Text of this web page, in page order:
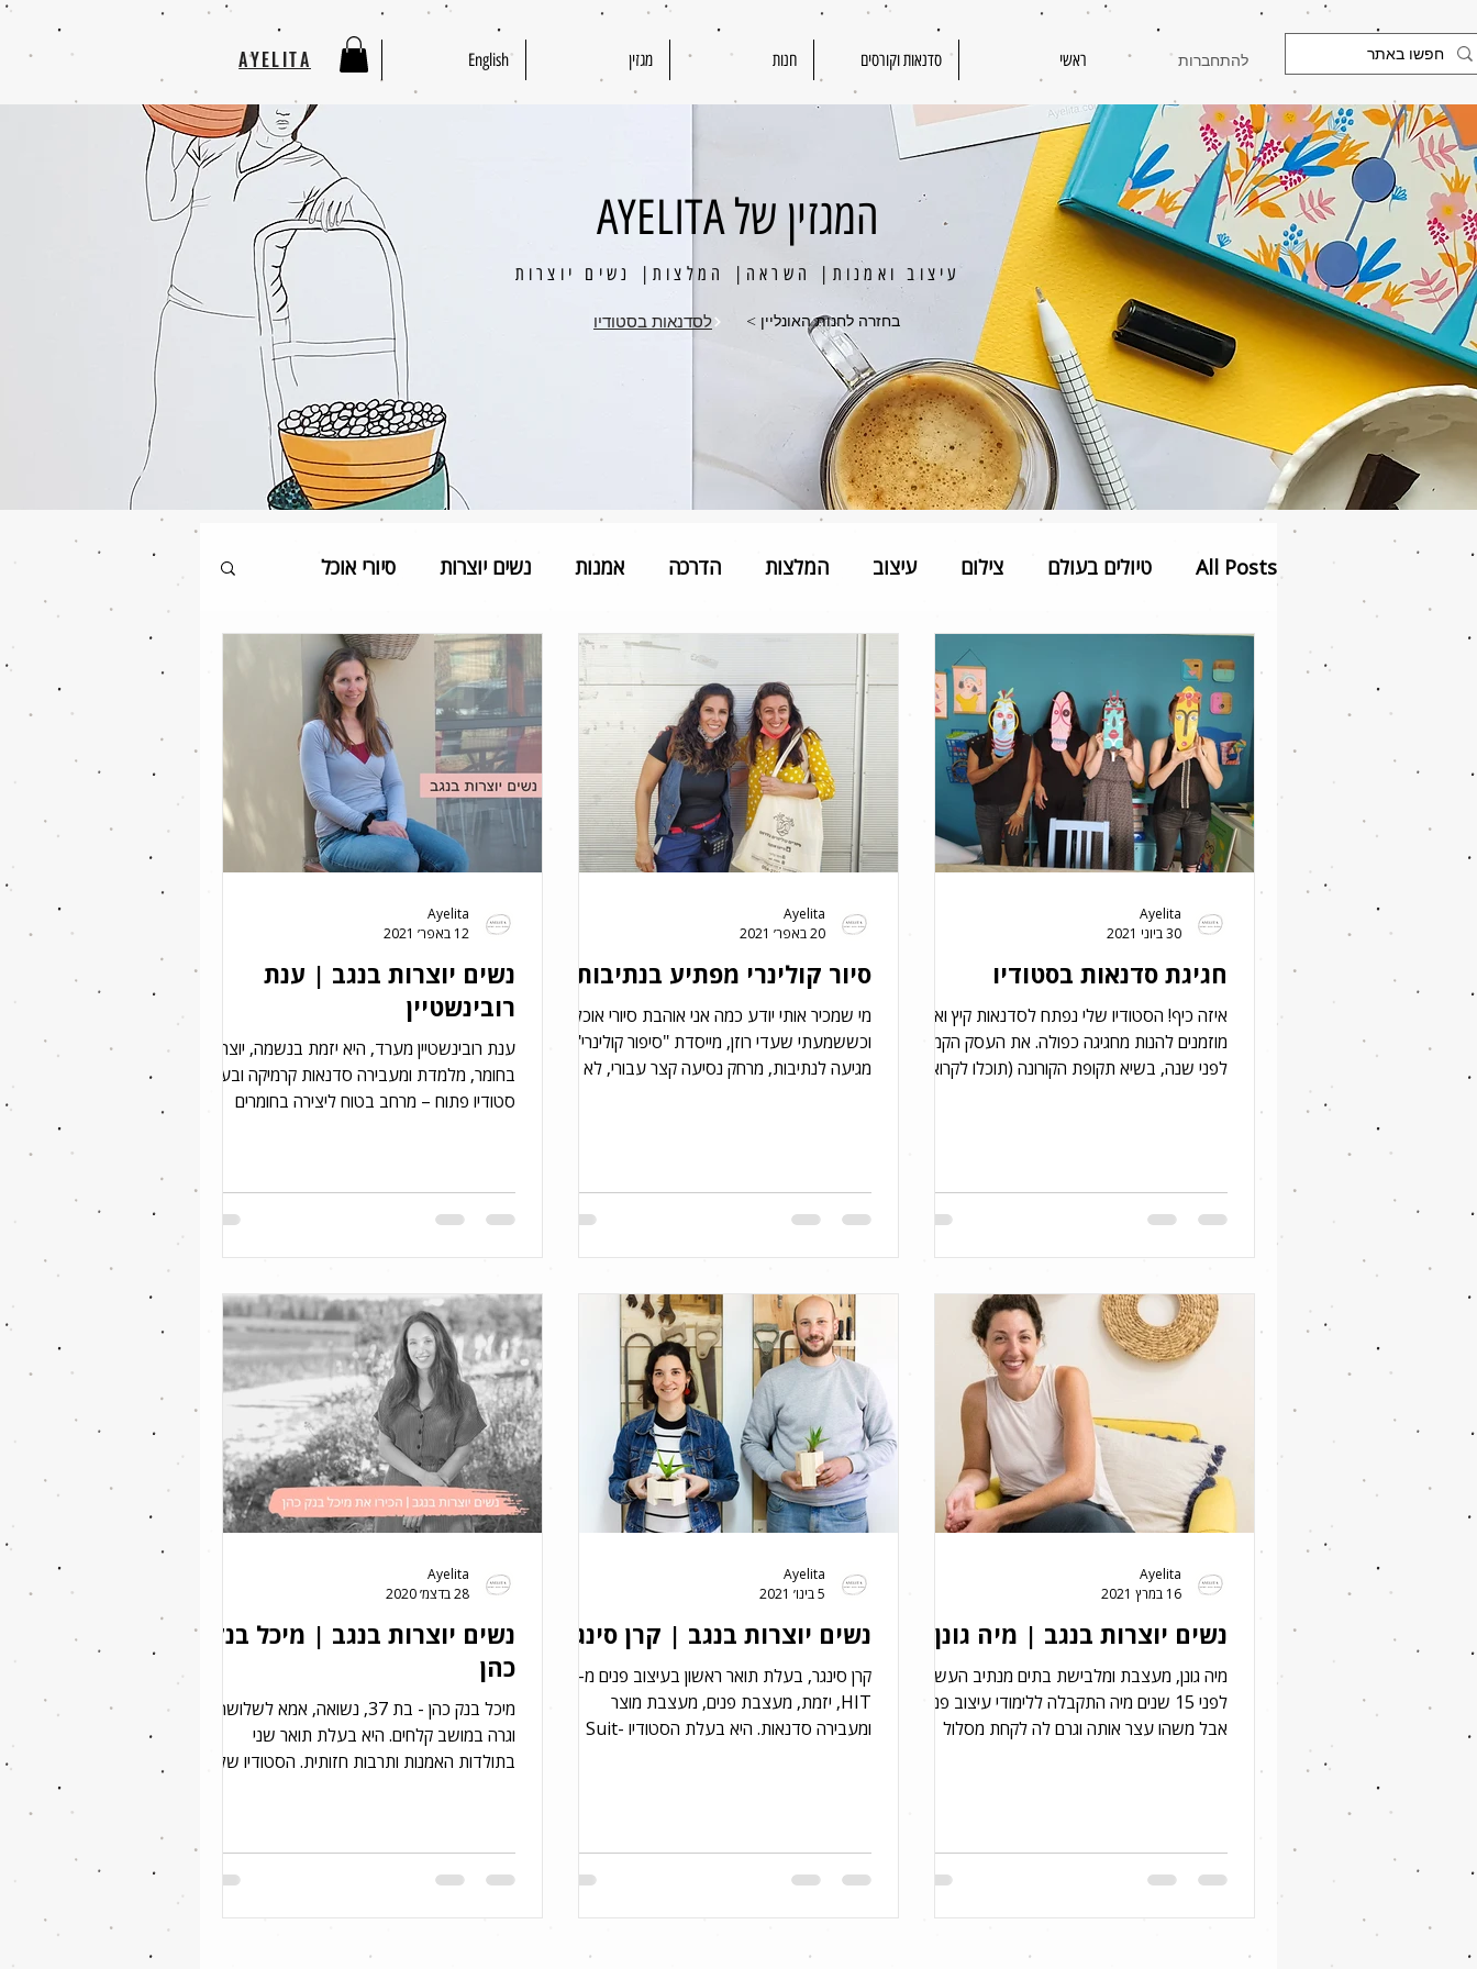
AYELITA ראשי סדנאות וקורסים חנות מגזין English להתחברות
המגזין של AYELITA
עיצוב ואמנות| השראה| המלצות| נשים יוצרות
< בחזרה לחנות האונליין לסדנאות בסטודיו
All Posts טיולים בעולם צילום עיצוב המלצות הדרכה אמנות נשים יוצרות סיורי אוכל
איור דיגיטלי
חגיגת סדנאות בסטודיו
איזה כיף! הסטודיו שלי נפתח לסדנאות קיץ ואתם
מוזמנים להנות מחגיגה כפולה. את העסק הקמתי
לפני שנה, בשיא תקופת הקורונה (תוכלו לקרוא
Ayelita
30 ביוני 2021
סיור קולינרי מפתיע בנתיבות
מי שמכיר אותי יודע כמה אני אוהבת סיורי אוכל
וכששמעתי שעדי רוזן, מייסדת "סיפור קולינרי"
מגיעה לנתיבות, מרחק נסיעה קצר עבורי, לא
Ayelita
20 באפר׳ 2021
נשים יוצרות בנגב | ענת
רובינשטיין
ענת רובינשטיין מערד, היא יזמת בנשמה, יוצרת
בחומר, מלמדת ומעבירה סדנאות קרמיקה ובעלת
סטודיו פתוח – מרחב בטוח ליצירה בחומרים
Ayelita
12 באפר׳ 2021
נשים יוצרות בנגב | מיה גונן
מיה גונן, מעצבת ומלבישת בתים מנתיב העשרה,
לפני 15 שנים מיה התקבלה ללימודי עיצוב פנים,
אבל משהו עצר אותה וגרם לה לקחת מסלול
Ayelita
16 במרץ 2021
נשים יוצרות בנגב | קרן סינגר
קרן סינגר, בעלת תואר ראשון בעיצוב פנים מ-
HIT, יזמת, מעצבת פנים, מעצבת מוצר
ומעבירה סדנאות. היא בעלת הסטודיו Suit-
Ayelita
5 בינו׳ 2021
נשים יוצרות בנגב | מיכל בנק
כהן
מיכל בנק כהן - בת 37, נשואה, אמא לשלושה
וגרה במושב קלחים. היא בעלת תואר שני
בתולדות האמנות ותרבות חזותית. הסטודיו שלה,
Ayelita
28 בדצמ׳ 2020